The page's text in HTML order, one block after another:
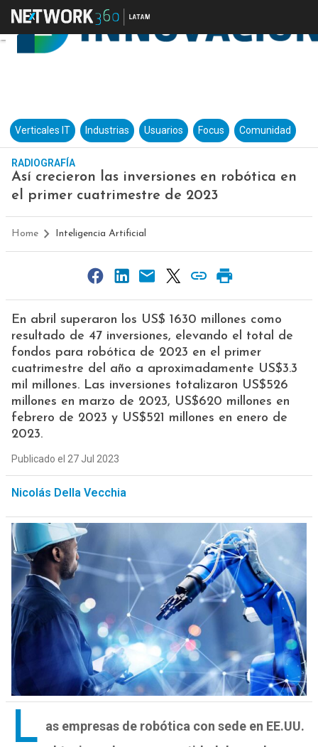
Verticales IT Industrias Usuarios Focus Comunidad
RADIOGRAFÍA
Así crecieron las inversiones en robótica en
el primer cuatrimestre de 2023
Home Inteligencia Artificial
En abril superaron los US$ 1630 millones como
resultado de 47 inversiones, elevando el total de
fondos para robótica de 2023 en el primer
cuatrimestre del año a aproximadamente US$3.3
mil millones. Las inversiones totalizaron US$526
millones en marzo de 2023, US$620 millones en
febrero de 2023 y US$521 millones en enero de
2023.
Publicado el 27 Jul 2023
Nicolás Della Vecchia
L as empresas de robótica con sede en EE.UU.